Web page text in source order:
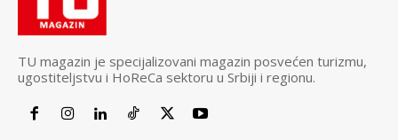
TU magazin je specijalizovani magazin posvećen turizmu,
ugostiteljstvu i HoReCa sektoru u Srbiji i regionu.